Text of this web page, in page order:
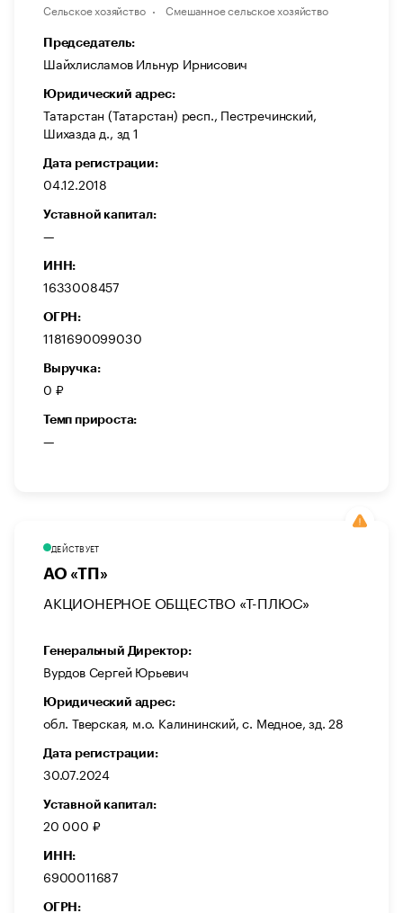
Сельское хозяйство Смешанное сельское хозяйство
Председатель:
Шайхлисламов Ильнур Ирнисович
Юридический адрес:
Татарстан (Татарстан) респ., Пестречинский,
Шихазда д., зд 1
Дата регистрации:
04.12.2018
Уставной капитал:
—
ИНН:
1633008457
ОГРН:
1181690099030
Выручка:
0 ₽
Темп прироста:
—
ДЕЙСТВУЕТ
АО «ТП»
АКЦИОНЕРНОЕ ОБЩЕСТВО «Т-ПЛЮС»
Генеральный Директор:
Вурдов Сергей Юрьевич
Юридический адрес:
обл. Тверская, м.о. Калининский, с. Медное, зд. 28
Дата регистрации:
30.07.2024
Уставной капитал:
20 000 ₽
ИНН:
6900011687
ОГРН: